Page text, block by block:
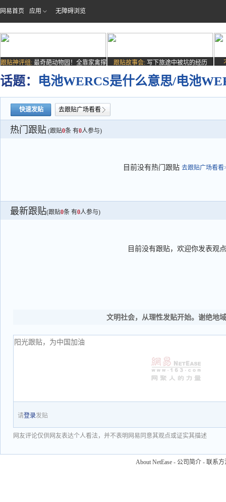
网易首页 应用 无障碍浏览
跟贴神评组: 最奇葩动物园！全靠家禽撑
场子
跟贴故事会: 写下旅途中被坑的经历
话题： 电池WERCS是什么意思/电池
快速发贴 去跟贴广场看看
热门跟贴 (跟贴0条 有0人参与)
目前没有热门跟贴 去跟贴广场看看
最新跟贴(跟贴0条 有0人参与)
目前没有跟贴，欢迎你发表观点
文明社会，从理性发贴开始。谢绝地
请登录发贴
网友评论仅供网友表达个人看法，并不表明网易同意其观点或证实其描述
About NetEase - 公司简介 - 联系方